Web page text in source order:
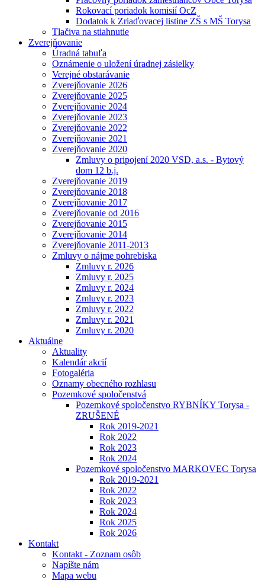
Rokovací poriadok komisií OcZ
Dodatok k Zriaďovacej listine ZŠ s MŠ Torysa
Tlačiva na stiahnutie
Zverejňovanie
Úradná tabuľa
Oznámenie o uložení úradnej zásielky
Verejné obstarávanie
Zverejňovanie 2026
Zverejňovanie 2025
Zverejňovanie 2024
Zverejňovanie 2023
Zverejňovanie 2022
Zverejňovanie 2021
Zverejňovanie 2020
Zmluvy o pripojení 2020 VSD, a.s. - Bytový
dom 12 b.j.
Zverejňovanie 2019
Zverejňovanie 2018
Zverejňovanie 2017
Zverejňovanie od 2016
Zverejňovanie 2015
Zverejňovanie 2014
Zverejňovanie 2011-2013
Zmluvy o nájme pohrebiska
Zmluvy r. 2026
Zmluvy r. 2025
Zmluvy r. 2024
Zmluvy r. 2023
Zmluvy r. 2022
Zmluvy r. 2021
Zmluvy r. 2020
Aktuálne
Aktuality
Kalendár akcií
Fotogaléria
Oznamy obecného rozhlasu
Pozemkové spoločenstvá
Pozemkové spoločenstvo RYBNÍKY Torysa -
ZRUŠENÉ
Rok 2019-2021
Rok 2022
Rok 2023
Rok 2024
Pozemkové spoločenstvo MARKOVEC Torysa
Rok 2019-2021
Rok 2022
Rok 2023
Rok 2024
Rok 2025
Rok 2026
Kontakt
Kontakt - Zoznam osôb
Napíšte nám
Mapa webu